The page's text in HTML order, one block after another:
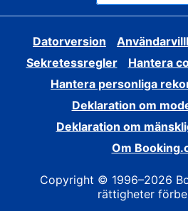
Datorversion
Sekretessregler
Hantera
Hantera personliga
Deklaration om
Deklaration om
Om
Copyright © 1996–2026
rättigheter